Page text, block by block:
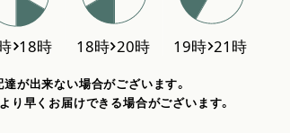
が出来ない場合がございます。
り早くお届けできる場合がございます。